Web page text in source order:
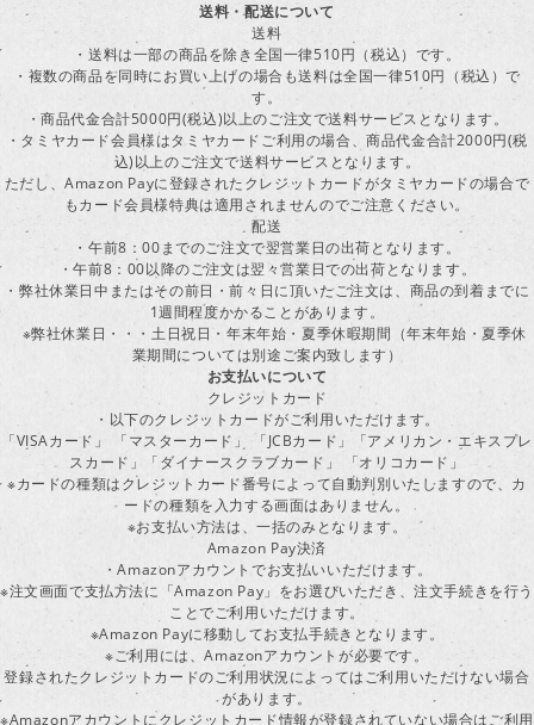
送料・配送について
送料
・送料は一部の商品を除き全国一律510円（税込）です。
・複数の商品を同時にお買い上げの場合も送料は全国一律510円（税込）で
す。
・商品代金合計5000円(税込)以上のご注文で送料サービスとなります。
・タミヤカード会員様はタミヤカードご利用の場合、商品代金合計2000円(税
込)以上のご注文で送料サービスとなります。
ただし、Amazon Payに登録されたクレジットカードがタミヤカードの場合で
もカード会員様特典は適用されませんのでご注意ください。
配送
・午前8：00までのご注文で翌営業日の出荷となります。
・午前8：00以降のご注文は翌々営業日での出荷となります。
・弊社休業日中またはその前日・前々日に頂いたご注文は、商品の到着までに
1週間程度かかることがあります。
※弊社休業日・・・土日祝日・年末年始・夏季休暇期間（年末年始・夏季休
業期間については別途ご案内致します）
お支払いについて
クレジットカード
・以下のクレジットカードがご利用いただけます。
「VISAカード」 「マスターカード」 「JCBカード」「アメリカン・エキスプレ
スカード」「ダイナースクラブカード」 「オリコカード」
※カードの種類はクレジットカード番号によって自動判別いたしますので、カ
ードの種類を入力する画面はありません。
※お支払い方法は、一括のみとなります。
Amazon Pay決済
・Amazonアカウントでお支払いいただけます。
※注文画面で支払方法に「Amazon Pay」をお選びいただき、注文手続きを行う
ことでご利用いただけます。
※Amazon Payに移動してお支払手続きとなります。
※ご利用には、Amazonアカウントが必要です。
登録されたクレジットカードのご利用状況によってはご利用いただけない場合
があります。
※Amazonアカウントにクレジットカード情報が登録されていない場合はご利用